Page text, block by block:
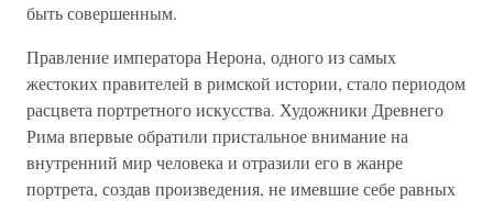
быть совершенным.
Правление императора Нерона, одного из самых
жестоких правителей в римской истории, стало периодом
расцвета портретного искусства. Художники Древнего
Рима впервые обратили пристальное внимание на
внутренний мир человека и отразили его в жанре
портрета, создав произведения, не имевшие себе равных